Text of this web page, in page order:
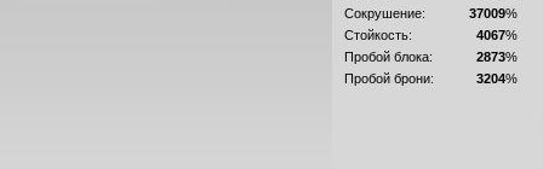
Сокрушение:
37009%
Стойкость:
4067%
Пробой блока:
2873%
Пробой брони:
3204%